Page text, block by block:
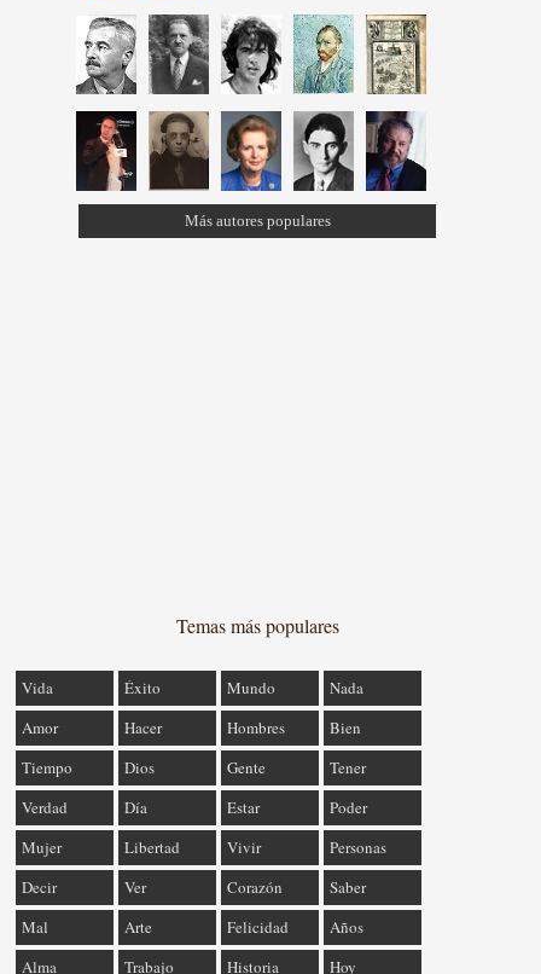
Más autores populares
Temas más populares
Vida Éxito Mundo
Nada
Amor
Hacer Hombres
Bien
Tiempo
Dios Gente
Tener
Verdad
Día Estar
Poder
Mujer
Libertad Vivir
Personas
Decir
Ver Corazón
Saber
Mal
Arte Felicidad
Años
Alma
Trabajo Historia Hoy